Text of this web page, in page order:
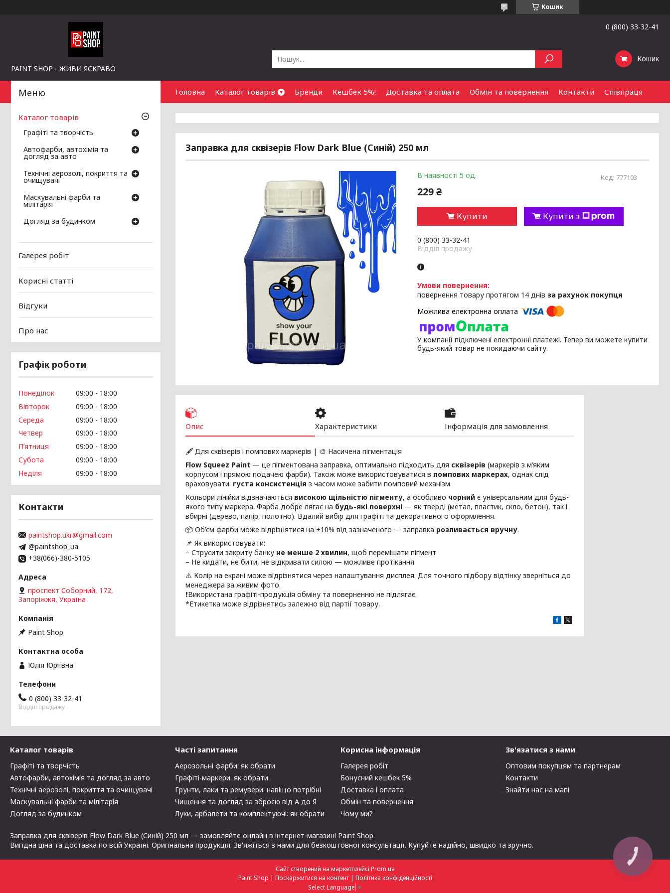
Кошик
PAINT SHOP - ЖИВИ ЯСКРАВО
0 (800) 33-32-41
Кошик
Головна Каталог товарів Бренди Кешбек 5%! Доставка та оплата Обмін та повернення Контакти Співпраця
Заправка для сквізерів Flow Dark Blue (Синій) 250 мл
В наявності 5 од. Код: 777103
229 ₴
Купити Купити з
0 (800) 33-32-41
Відділ продажу
повернення товару протягом 14 днів за рахунок покупця
У компанії підключені електронні платежі. Тепер ви можете купити
будь-який товар не покидаючи сайту.
Опис Характеристики Інформація для замовлення
🖋️ Для сквізерів і помпових маркерів | 🎨 Насичена пігментація
Flow Squeez Paint — це пігментована заправка, оптимально підходить для сквізерів (маркерів з м’яким
корпусом і прямою подачею фарби). Також може використовуватися в помпових маркерах, однак слід
враховувати: густа консистенція з часом може забити помповий механізм.
Кольори лінійки відзначаються високою щільністю пігменту, а особливо чорний є універсальним для будь-
якого типу маркера. Фарба добре лягає на будь-які поверхні — як тверді (метал, пластик, скло, бетон), так і
вбирні (дерево, папір, полотно). Вдалий вибір для графіті та декоративного оформлення.
📦 Об’єм фарби може відрізнятися на ±10% від зазначеного — заправка розливається вручну.
📌 Як використовувати:
– Струсити закриту банку не менше 2 хвилин, щоб перемішати пігмент
– Не кидати, не бити, не відкривати силою — можливе протікання
⚠️ Колір на екрані може відрізнятися через налаштування дисплея. Для точного підбору відтінку зверніться до
менеджера за живим фото.
❗Використана графіті-продукція обміну та поверненню не підлягає.
*Етикетка може відрізнятись залежно від партії товару.
Каталог товарів
Графіті та творчість
Автофарби, автохімія та
догляд за авто
Технічні аерозолі, покриття та
очищувачі
Маскувальні фарби та
мілітарія
Догляд за будинком
Галерея робіт
Корисні статті
Відгуки
Про нас
Графік роботи
Понеділок 09:00
18:00
Вівторок
09:00
18:00
Середа
09:00
18:00
Четвер
09:00
18:00
Пʼятниця
09:00
18:00
Субота
09:00
18:00
Неділя
09:00 18:00
Контакти
paintshop.ukr@gmail.com
@paintshop_ua
+38(066)-380-5105
проспект Соборний, 172,
Запоріжжя, Україна
Paint Shop
Юлія Юріївна
0 (800) 33-32-41
Відділ продажу
Каталог товарів
Графіті та творчість
Автофарби, автохімія та догляд за авто
Технічні аерозолі, покриття та очищувачі
Маскувальні фарби та мілітарія
Догляд за будинком
Часті запитання
Аерозольні фарби: як обрати
Графіті-маркери: як обрати
Грунти, лаки та ремувери: навіщо потрібні
Чищення та догляд за зброєю від А до Я
Луки, арбалети та комплектуючі: як обрати
Корисна інформація
Галерея робіт
Бонусний кешбек 5%
Доставка і оплата
Обмін та повернення
Чому ми?
Зв'язатися з нами
Оптовим покупцям та партнерам
Контакти
Знайти нас на мапі
Заправка для сквізерів Flow Dark Blue (Синій) 250 мл — замовляйте онлайн в інтернет-магазині Paint Shop.
Вигідна ціна та доставка по всій Україні. Оригінальна продукція. Зв'яжіться з нами для безкоштовної консультації. Купуйте надійно, швидко та зручно.
Сайт створений на маркетплейсі Prom.ua
Paint Shop | Поскаржитися на контент | Політика конфіденційності
Select Language ▼
КНОПКА
ЗВ'ЯЗКУ